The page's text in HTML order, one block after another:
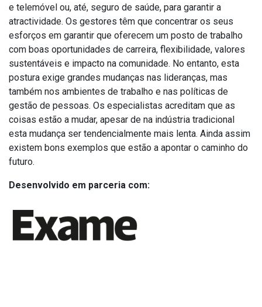
e telemóvel ou, até, seguro de saúde, para garantir a
atractividade. Os gestores têm que concentrar os seus
esforços em garantir que oferecem um posto de trabalho
com boas oportunidades de carreira, flexibilidade, valores
sustentáveis e impacto na comunidade. No entanto, esta
postura exige grandes mudanças nas lideranças, mas
também nos ambientes de trabalho e nas políticas de
gestão de pessoas. Os especialistas acreditam que as
coisas estão a mudar, apesar de na indústria tradicional
esta mudança ser tendencialmente mais lenta. Ainda assim
existem bons exemplos que estão a apontar o caminho do
futuro.
Desenvolvido em parceria com: